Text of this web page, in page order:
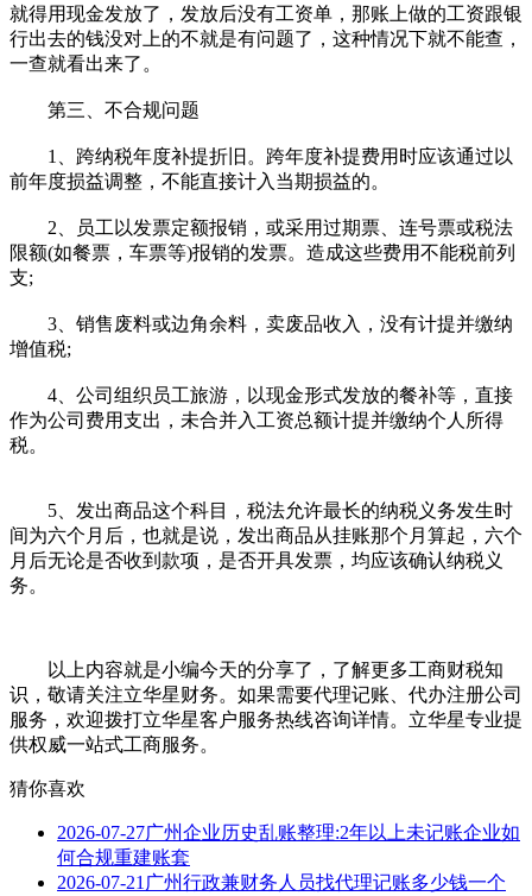
就得用现金发放了，发放后没有工资单，那账上做的工资跟银
行出去的钱没对上的不就是有问题了，这种情况下就不能查，
一查就看出来了。
第三、不合规问题
1、跨纳税年度补提折旧。跨年度补提费用时应该通过以
前年度损益调整，不能直接计入当期损益的。
2、员工以发票定额报销，或采用过期票、连号票或税法
限额(如餐票，车票等)报销的发票。造成这些费用不能税前列
支;
3、销售废料或边角余料，卖废品收入，没有计提并缴纳
增值税;
4、公司组织员工旅游，以现金形式发放的餐补等，直接
作为公司费用支出，未合并入工资总额计提并缴纳个人所得
税。
5、发出商品这个科目，税法允许最长的纳税义务发生时
间为六个月后，也就是说，发出商品从挂账那个月算起，六个
月后无论是否收到款项，是否开具发票，均应该确认纳税义
务。
以上内容就是小编今天的分享了，了解更多工商财税知
识，敬请关注立华星财务。如果需要代理记账、代办注册公司
服务，欢迎拨打立华星客户服务热线咨询详情。立华星专业提
供权威一站式工商服务。
猜你喜欢
2026-07-27广州企业历史乱账整理:2年以上未记账企业如
何合规重建账套
2026-07-21 广州行政兼财务人员找代理记账多少钱一个